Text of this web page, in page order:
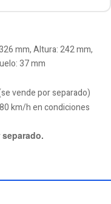
mm, Altura: 242 mm,
37 mm
vende por separado)
km/h en condiciones